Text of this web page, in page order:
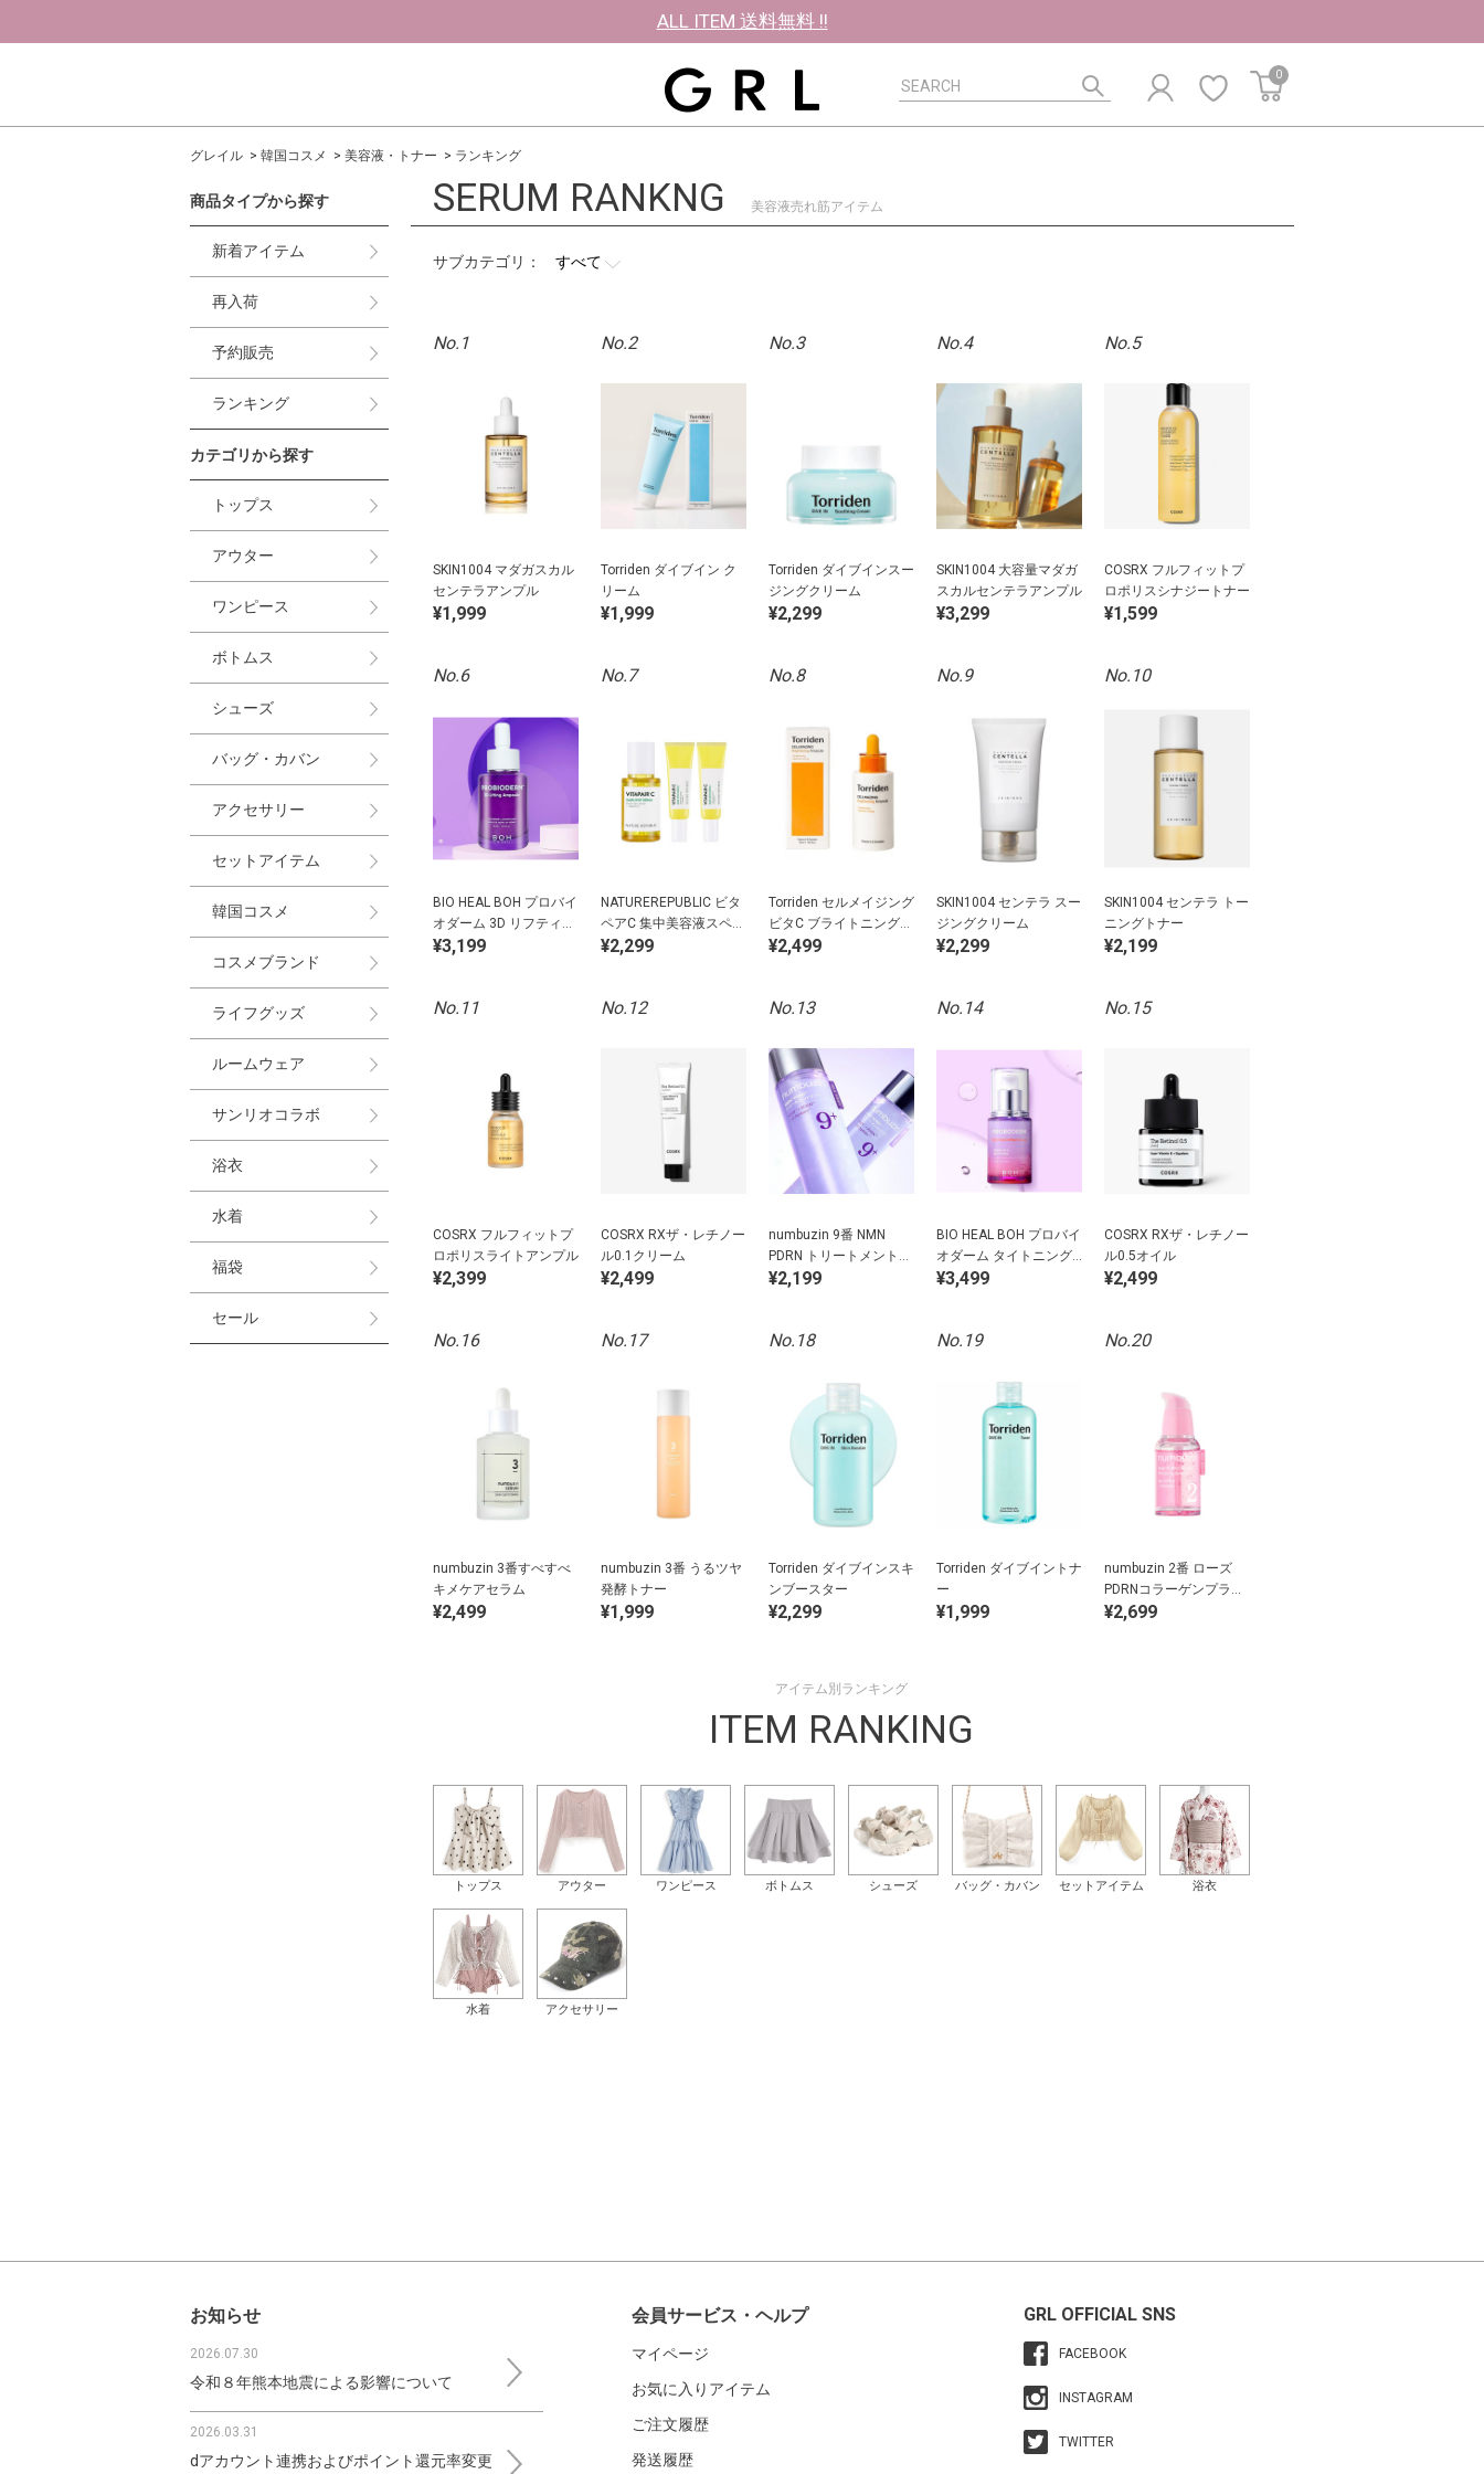
ALL ITEM 送料無料 !!
0
グレイル 韓国コスメ 美容液・トナー ランキング
商品タイプから探す
新着アイテム
再入荷
予約販売
ランキング
カテゴリから探す
トップス
アウター
ワンピース
ボトムス
シューズ
バッグ・カバン
アクセサリー
セットアイテム
韓国コスメ
コスメブランド
ライフグッズ
ルームウェア
サンリオコラボ
浴衣
水着
福袋
セール
SERUM RANKNG 美容液売れ筋アイテム
サブカテゴリ：
No.1
SKIN1004 マダガスカル
センテラアンプル
¥1,999
No.2
Torriden ダイブイン ク
リーム
¥1,999
No.3
Torriden ダイブインスー
ジングクリーム
¥2,299
No.4
SKIN1004 大容量マダガ
スカルセンテラアンプル
¥3,299
No.5
COSRX フルフィットプ
ロポリスシナジートナー
¥1,599
No.6
BIO HEAL BOH プロバイ
オダーム 3D リフティン
グアンプル
¥3,199
No.7
NATUREREPUBLIC ビタ
ペアC 集中美容液スペシ
ャルセット
¥2,299
No.8
Torriden セルメイジング
ビタC ブライトニングア
ンプル セラム
¥2,499
No.9
SKIN1004 センテラ スー
ジングクリーム
¥2,299
No.10
SKIN1004 センテラ トー
ニングトナー
¥2,199
No.11
COSRX フルフィットプ
ロポリスライトアンプル
¥2,399
No.12
COSRX RXザ・レチノー
ル0.1クリーム
¥2,499
No.13
numbuzin 9番 NMN
PDRN トリートメントト
ナー
¥2,199
No.14
BIO HEAL BOH プロバイ
オダーム タイトニング
コラーゲンセラム
¥3,499
No.15
COSRX RXザ・レチノー
ル0.5オイル
¥2,499
No.16
numbuzin 3番すべすべ
キメケアセラム
¥2,499
No.17
numbuzin 3番 うるツヤ
発酵トナー
¥1,999
No.18
Torriden ダイブインスキ
ンブースター
¥2,299
No.19
Torriden ダイブイントナ
ー
¥1,999
No.20
numbuzin 2番 ローズ
PDRNコラーゲンプラン
ピングセラム
¥2,699
アイテム別ランキング
ITEM RANKING
トップス アウター ワンピース ボトムス シューズ バッグ・カバン セットアイテム 浴衣
水着 アクセサリー
お知らせ
2026.07.30
令和８年熊本地震による影響について
2026.03.31
dアカウント連携およびポイント還元率変更
会員サービス・ヘルプ
マイページ
お気に入りアイテム
ご注文履歴
発送履歴
GRL OFFICIAL SNS
FACEBOOK
INSTAGRAM
TWITTER